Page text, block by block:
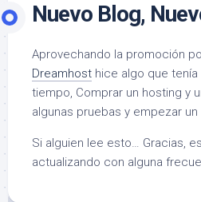
Nuevo Blog,
Aprovechando la promoción
Dreamhost hice algo que
tiempo, Comprar un hosting y
algunas pruebas y empezar
Si alguien lee esto… Gracias,
actualizando con alguna